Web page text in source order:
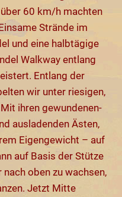
60 km/h machten
Strände im
und eine halbtägige
Walkway entlang
Entlang der
wir unter riesigen,
ihren gewundenen-
ausladenden Ästen,
Eigengewicht – auf
auf Basis der Stütze
oben zu wachsen,
Jetzt Mitte